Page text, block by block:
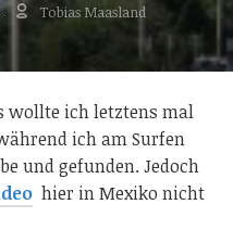
Tobias Maasland
wollte ich letztens mal
ich am Surfen
und gefunden. Jedoch
hier in Mexiko nicht